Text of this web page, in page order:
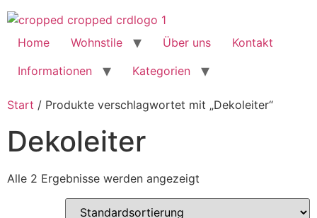
Home Wohnstile Über uns
Kontakt
Informationen
Kategorien
Start / Produkte verschlagwortet mit „Dekoleiter“
Dekoleiter
Alle 2 Ergebnisse werden angezeigt